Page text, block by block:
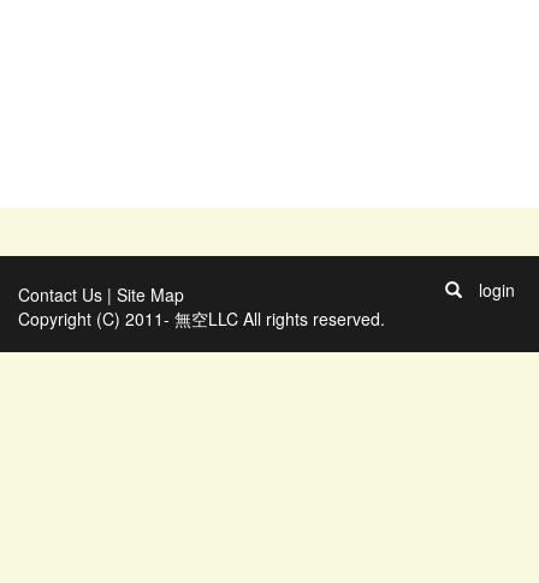
Contact Us | Site Map
Copyright (C) 2011- 無空LLC All rights reserved.
login